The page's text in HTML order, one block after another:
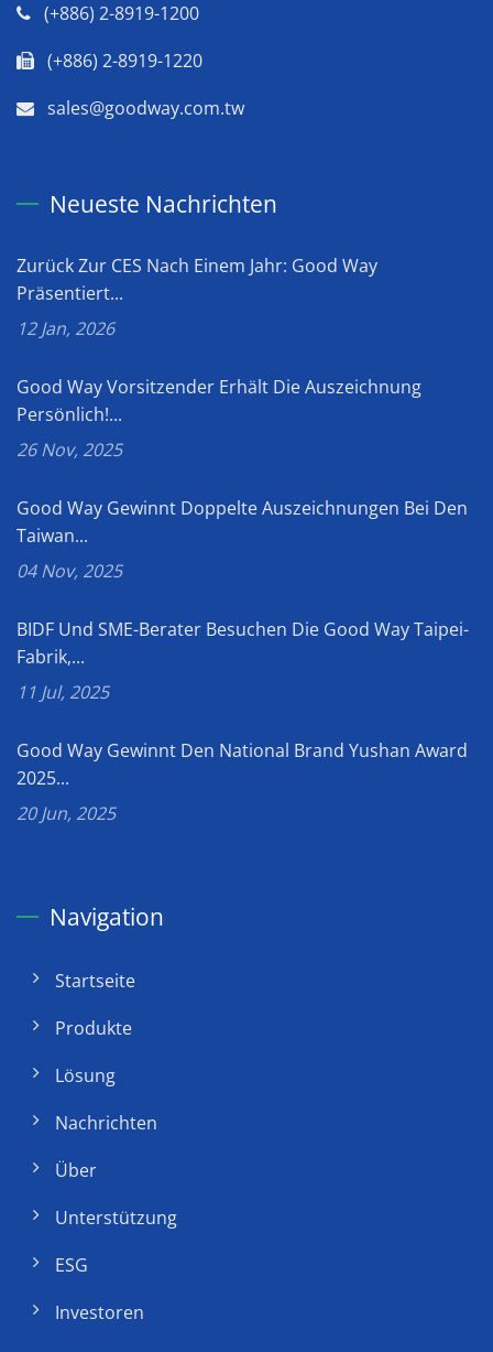
(+886) 2-8919-1200
(+886) 2-8919-1220
sales@goodway.com.tw
Neueste Nachrichten
Zurück Zur CES Nach Einem Jahr: Good Way
Präsentiert...
12 Jan, 2026
Good Way Vorsitzender Erhält Die Auszeichnung
Persönlich!...
26 Nov, 2025
Good Way Gewinnt Doppelte Auszeichnungen Bei Den
Taiwan...
04 Nov, 2025
BIDF Und SME-Berater Besuchen Die Good Way Taipei-
Fabrik,...
11 Jul, 2025
Good Way Gewinnt Den National Brand Yushan Award
2025...
20 Jun, 2025
Navigation
Startseite
Produkte
Lösung
Nachrichten
Über
Unterstützung
ESG
Investoren